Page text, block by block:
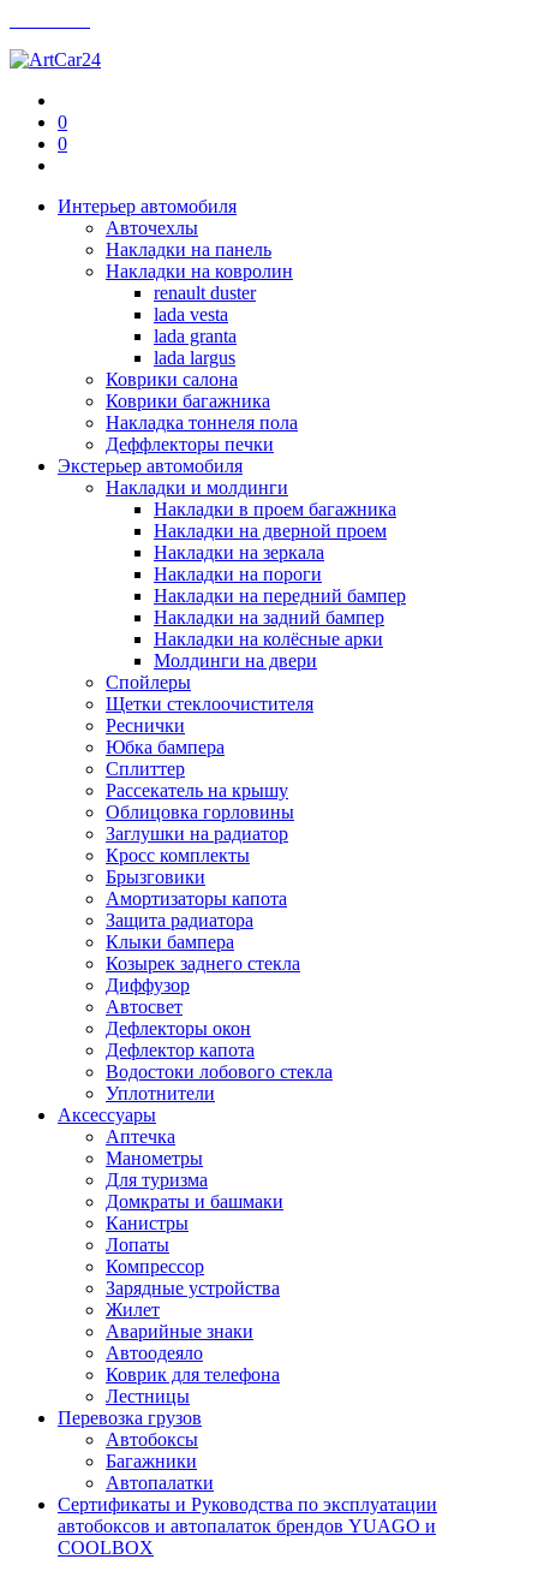
0
0
Интерьер автомобиля
Авточехлы
Накладки на панель
Накладки на ковролин
renault duster
lada vesta
lada granta
lada largus
Коврики салона
Коврики багажника
Накладка тоннеля пола
Деффлекторы печки
Экстерьер автомобиля
Накладки и молдинги
Накладки в проем багажника
Накладки на дверной проем
Накладки на зеркала
Накладки на пороги
Накладки на передний бампер
Накладки на задний бампер
Накладки на колёсные арки
Молдинги на двери
Спойлеры
Щетки стеклоочистителя
Реснички
Юбка бампера
Сплиттер
Рассекатель на крышу
Облицовка горловины
Заглушки на радиатор
Кросс комплекты
Брызговики
Амортизаторы капота
Защита радиатора
Клыки бампера
Козырек заднего стекла
Диффузор
Автосвет
Дефлекторы окон
Дефлектор капота
Водостоки лобового стекла
Уплотнители
Аксессуары
Аптечка
Манометры
Для туризма
Домкраты и башмаки
Канистры
Лопаты
Компрессор
Зарядные устройства
Жилет
Аварийные знаки
Автоодеяло
Коврик для телефона
Лестницы
Перевозка грузов
Автобоксы
Багажники
Автопалатки
Сертификаты и Руководства по эксплуатации
автобоксов и автопалаток брендов YUAGO и
COOLBOX